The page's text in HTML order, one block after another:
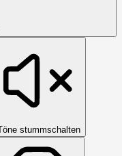
stummschalten